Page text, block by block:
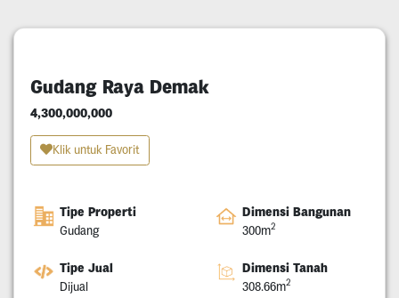
Gudang Raya Demak
4,300,000,000
Klik untuk Favorit
Tipe Properti
Gudang
Dimensi Bangunan
300m2
Tipe Jual
Dijual
Dimensi Tanah
308.66m2